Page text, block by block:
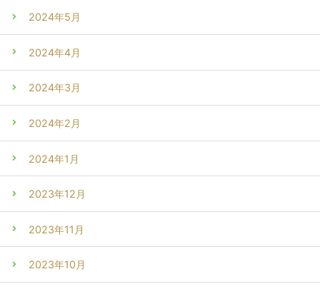
2024年5月
2024年4月
2024年3月
2024年2月
2024年1月
2023年12月
2023年11月
2023年10月